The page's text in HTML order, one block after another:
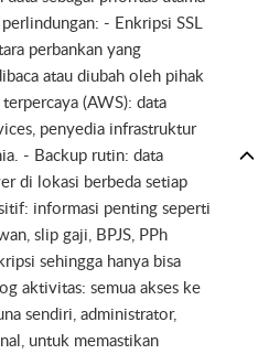
- Enkripsi SSL
perbankan yang
atau diubah oleh pihak
(AWS): data
penyedia infrastruktur
- Backup rutin: data
di lokasi berbeda setiap
informasi penting seperti
slip gaji, BPJS, PPh
sehingga hanya bisa
aktivitas: semua akses ke
sendiri, administrator,
untuk memastikan